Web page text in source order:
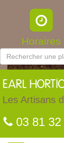
Horaires
EARL
Les Artisans
03 81